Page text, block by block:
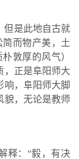
但是此地自古就
而物产美，土
敦厚的风气）
，正是阜阳师大
响，阜阳师大脚
貌，无论是教师
释：“毅，有决